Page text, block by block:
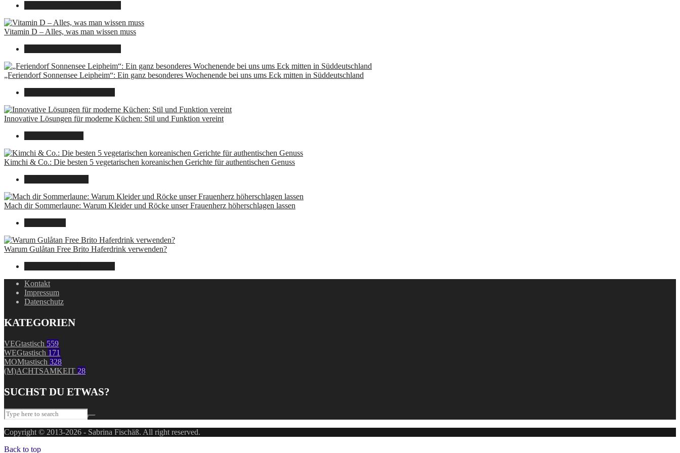
Vitamin D – Alles, was man wissen muss
„Feriendorf Sonnensee Leipheim“: Ein ganz besonderes Wochenende bei uns ums Eck mitten in Süddeutschland
Innovative Lösungen für moderne Küchen: Stil und Funktion vereint
Kimchi & Co.: Die besten 5 vegetarischen koreanischen Gerichte für authentischen Genuss
Mach dir Sommerlaune: Warum Kleider und Röcke unser Frauenherz höherschlagen lassen
Warum Gulåtan Free Brito Haferdrink verwenden?
Kontakt
Impressum
Datenschutz
KATEGORIEN
VEGtastisch 559
WEGtastisch 171
MOMtastisch 328
(M)ACHTSAMKEIT 28
SUCHST DU ETWAS?
Copyright © 2013-2026 - Sabrina Fischäß. All right reserved.
Back to top